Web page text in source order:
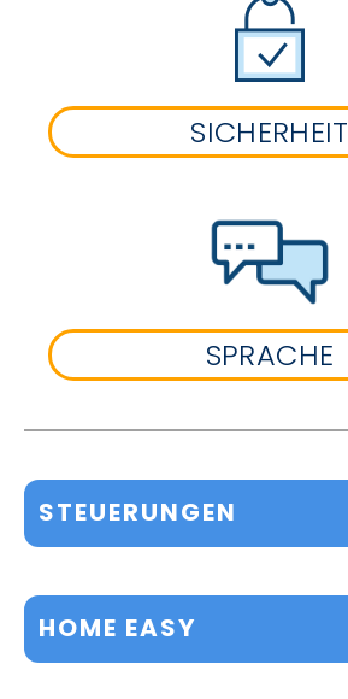
SICHERHEIT
SPRACHE
STEUERUNGEN
HOME EASY